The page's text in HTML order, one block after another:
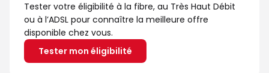
Tester votre éligibilité à la fibre, au Très Haut Débit
ou à l’ADSL pour connaître la meilleure offre
disponible chez vous.
Tester mon éligibilité